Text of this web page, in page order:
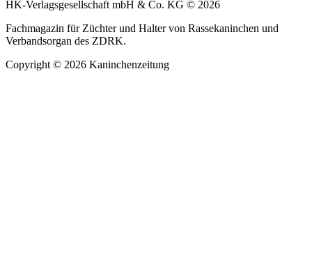
HK-Verlagsgesellschaft mbH & Co. KG © 2026
Fachmagazin für Züchter und Halter von Rassekaninchen und
Verbandsorgan des ZDRK.
Copyright © 2026 Kaninchenzeitung